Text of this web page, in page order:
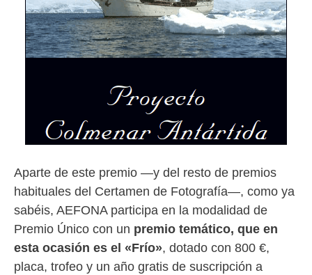
Aparte de este premio —y del resto de premios
habituales del Certamen de Fotografía—, como ya
sabéis, AEFONA participa en la modalidad de
Premio Único con un premio temático, que en
esta ocasión es el «Frío», dotado con 800 €,
placa, trofeo y un año gratis de suscripción a